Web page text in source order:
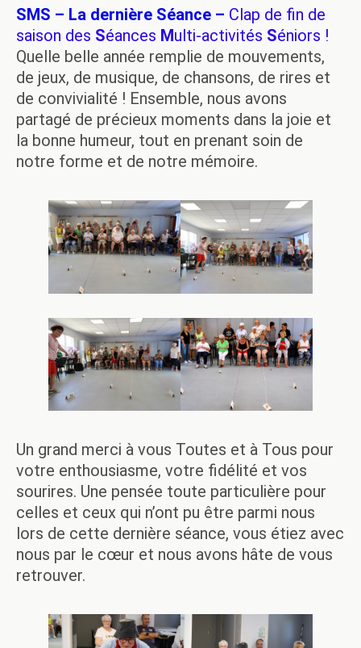
SMS – La dernière Séance – Clap de fin de
saison des Séances Multi-activités Séniors !
Quelle belle année remplie de mouvements,
de jeux, de musique, de chansons, de rires et
de convivialité ! Ensemble, nous avons
partagé de précieux moments dans la joie et
la bonne humeur, tout en prenant soin de
notre forme et de notre mémoire.
Un grand merci à vous Toutes et à Tous pour
votre enthousiasme, votre fidélité et vos
sourires. Une pensée toute particulière pour
celles et ceux qui n’ont pu être parmi nous
lors de cette dernière séance, vous étiez avec
nous par le cœur et nous avons hâte de vous
retrouver.